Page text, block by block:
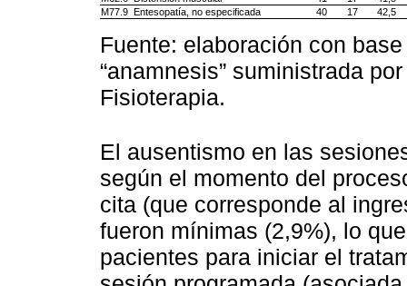
M77.9
Entesopatía, no especificada 40 17 42,5
Fuente: elaboración con
“anamnesis” suministrada
Fisioterapia.
El ausentismo en las
según el momento del
cita (que corresponde al
fueron mínimas (2,9%), lo
pacientes para iniciar el